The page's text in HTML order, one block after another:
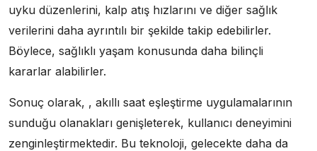
uyku düzenlerini, kalp atış hızlarını ve diğer sağlık
verilerini daha ayrıntılı bir şekilde takip edebilirler.
Böylece, sağlıklı yaşam konusunda daha bilinçli
kararlar alabilirler.
Sonuç olarak, , akıllı saat eşleştirme uygulamalarının
sunduğu olanakları genişleterek, kullanıcı deneyimini
zenginleştirmektedir. Bu teknoloji, gelecekte daha da